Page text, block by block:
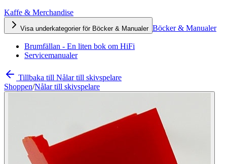
Kaffe & Merchandise
Visa underkategorier för Böcker & Manualer Böcker & Manualer
Brumfällan - En liten bok om HiFi
Servicemanualer
Tillbaka till Nålar till skivspelare
Shoppen/Nålar till skivspelare